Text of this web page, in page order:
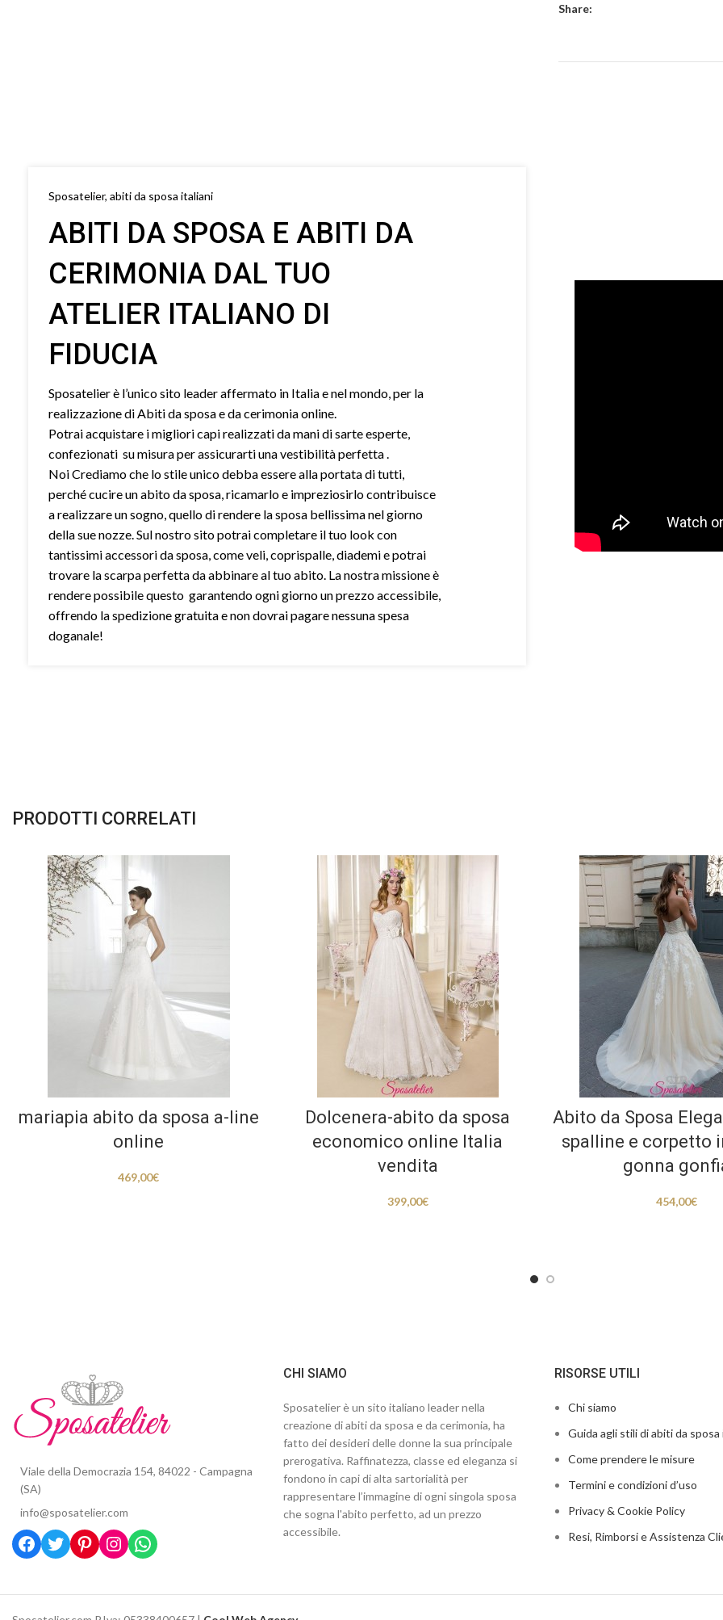
Share:
Sposatelier, abiti da sposa italiani
ABITI DA SPOSA E ABITI DA
CERIMONIA DAL TUO
ATELIER ITALIANO DI
FIDUCIA
Sposatelier è l’unico sito leader affermato in Italia e nel mondo, per la
realizzazione di Abiti da sposa e da cerimonia online.
Potrai acquistare i migliori capi realizzati da mani di sarte esperte,
confezionati su misura per assicurarti una vestibilità perfetta .
Noi Crediamo che lo stile unico debba essere alla portata di tutti,
perché cucire un abito da sposa, ricamarlo e impreziosirlo contribuisce
a realizzare un sogno, quello di rendere la sposa bellissima nel giorno
della sue nozze. Sul nostro sito potrai completare il tuo look con
tantissimi accessori da sposa, come veli, coprispalle, diademi e potrai
trovare la scarpa perfetta da abbinare al tuo abito. La nostra missione è
rendere possibile questo garantendo ogni giorno un prezzo accessibile,
offrendo la spedizione gratuita e non dovrai pagare nessuna spesa
doganale!
PRODOTTI CORRELATI
mariapia abito da sposa a-line
online
469,00€
Dolcenera-abito da sposa
economico online Italia
vendita
399,00€
Abito da Sposa
spalline e corpetto
gonna
454,00€
Viale della Democrazia 154, 84022 - Campagna
(SA)
info@sposatelier.com
CHI SIAMO
Sposatelier è un sito italiano leader nella
creazione di abiti da sposa e da cerimonia, ha
fatto dei desideri delle donne la sua principale
prerogativa. Raffinatezza, classe ed eleganza si
fondono in capi di alta sartorialità per
rappresentare l’immagine di ogni singola sposa
che sogna l'abito perfetto, ad un prezzo
accessibile.
RISORSE UTILI
Chi siamo
Guida agli stili di abiti da sposa
Come prendere le misure
Termini e condizioni d’uso
Privacy & Cookie Policy
Resi, Rimborsi e Assistenza